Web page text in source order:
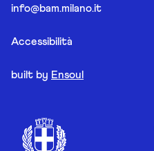
info@bam.milano.it
Accessibilità
built by Ensoul